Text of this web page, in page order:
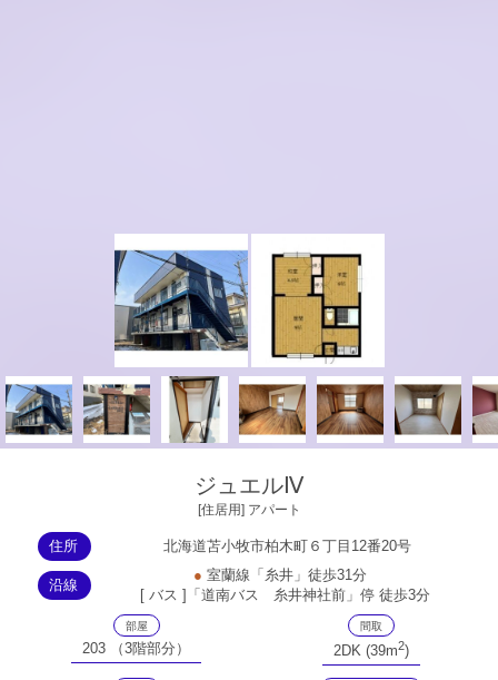
ジュエルⅣ
[住居用] アパート
住所 北海道苫小牧市柏木町６丁目12番20号
沿線
● 室蘭線「糸井」徒歩31分
[ バス ]「道南バス 糸井神社前」停 徒歩3分
部屋 間取
203 （3階部分） 2DK (39m2)